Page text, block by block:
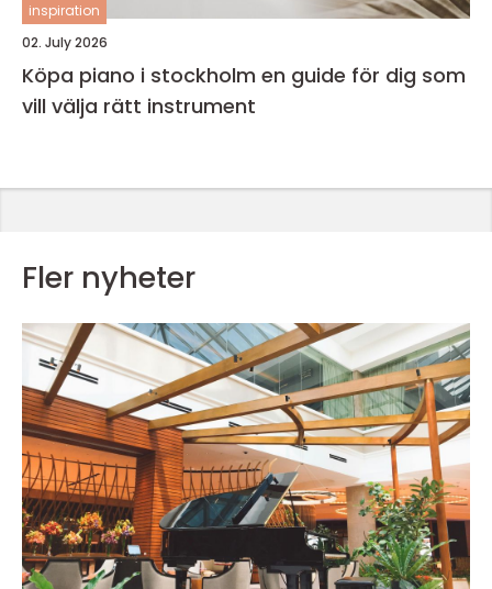
inspiration
02. July 2026
Köpa piano i stockholm en guide för dig som
vill välja rätt instrument
Fler nyheter